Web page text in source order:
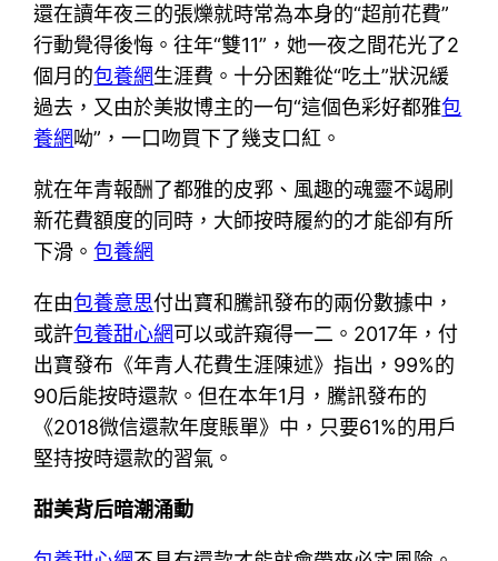
還在讀年夜三的張爍就時常為本身的“超前花費”
行動覺得後悔。往年“雙11”，她一夜之間花光了2
個月的包養網生涯費。十分困難從“吃土”狀況緩
過去，又由於美妝博主的一句“這個色彩好都雅包
養網呦”，一口吻買下了幾支口紅。
就在年青報酬了都雅的皮郛、風趣的魂靈不竭刷
新花費額度的同時，大師按時履約的才能卻有所
下滑。包養網
在由包養意思付出寶和騰訊發布的兩份數據中，
或許包養甜心網可以或許窺得一二。2017年，付
出寶發布《年青人花費生涯陳述》指出，99%的
90后能按時還款。但在本年1月，騰訊發布的
《2018微信還款年度賬單》中，只要61%的用戶
堅持按時還款的習氣。
甜美背后暗潮涌動